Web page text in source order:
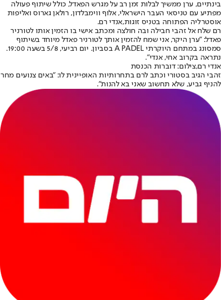
בינתיים, ערן ממשיך לבלות זמן רב על מגרש הפאדל, כולל שיתוף פעולה
מפתיע עם טניסאי העבר הישראלי, אלוף ווימבלדון, רולאן גארוס ואליפות
אוסטרליה הפתוחה בטניס זוגות,אנדי רם.
רם שלח אל זהבי חבילה ובה חולצה ומכתב אישי בו הזמין אותו לטורניר
פאדל: "ערן היקר, אני שמח להזמין אותך לטורניר פאדל מיוחד בשיתוף
סמסונג במתחם היוקרתי A PADEL בסביון. יום רביעי, 5/8 בשעה 19:00.
נתראה בקרוב אחי, אנדי".
אנדי רם,צילום: דוברות הכנסת
זהבי הגיב בסטורי וכתב לרם בתחרותיות האופיינית לו: "באים צנועים מחר
להניף גביע, שלא תחשוב שאני בא להנות".